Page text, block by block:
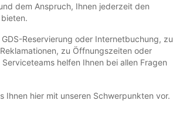
dem Anspruch, Ihnen jederzeit den
Reservierung oder Internetbuchung, zu
zu Öffnungszeiten oder
Serviceteams helfen Ihnen bei allen Fragen
Ihnen hier mit unseren Schwerpunkten vor.